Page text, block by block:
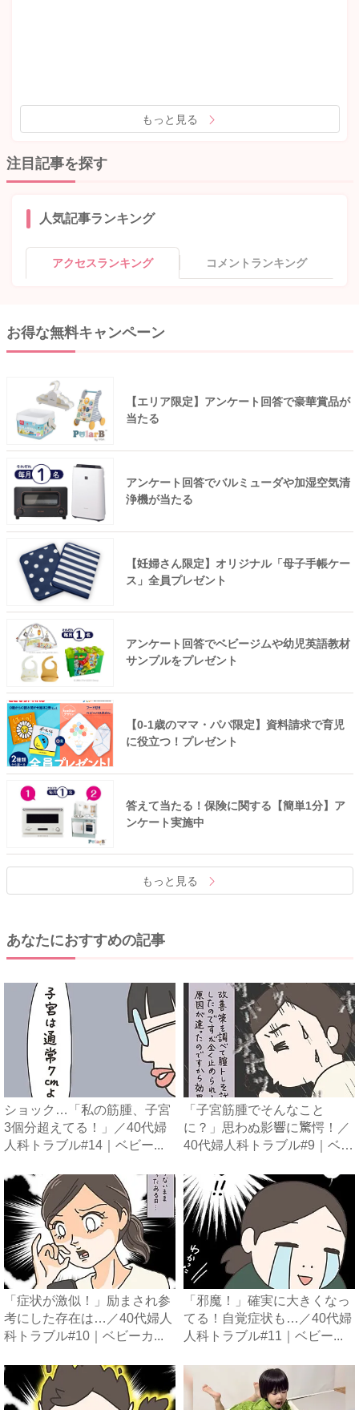
もっと見る
注目記事を探す
人気記事ランキング
アクセスランキング コメントランキング
お得な無料キャンペーン
【エリア限定】アンケート回答で豪華賞品が
当たる
アンケート回答でバルミューダや加湿空気清
浄機が当たる
【妊婦さん限定】オリジナル「母子手帳ケー
ス」全員プレゼント
アンケート回答でベビージムや幼児英語教材
サンプルをプレゼント
【0-1歳のママ・パパ限定】資料請求で育児
に役立つ！プレゼント
答えて当たる！保険に関する【簡単1分】ア
ンケート実施中
もっと見る
あなたにおすすめの記事
ショック…「私の筋腫、子宮
3個分超えてる！」／40代婦
人科トラブル#14｜ベビー...
「子宮筋腫でそんなこと
に？」思わぬ影響に驚愕！／
40代婦人科トラブル#9｜ベビ
「症状が激似！」励まされ参
考にした存在は…／40代婦人
科トラブル#10｜ベビーカ...
「邪魔！」確実に大きくなっ
てる！自覚症状も…／40代婦
人科トラブル#11｜ベビー...